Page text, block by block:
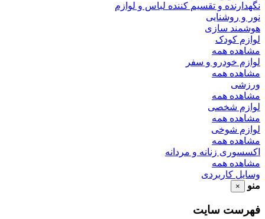
نگهدارنده و تقسیم کننده لباس و لوازم
نور و روشنایی
هوشمند سازی
لوازم کودک
مشاهده همه
لوازم خودرو و سفر
مشاهده همه
ورزشی
مشاهده همه
لوازم شخصی
مشاهده همه
لوازم شوخی
مشاهده همه
اکسسوری زنانه و مردانه
مشاهده همه
وسایل کاربردی
منو
×
فهرست سایت